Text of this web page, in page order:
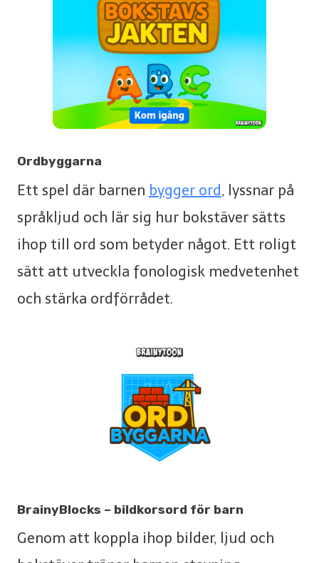
Ordbyggarna
Ett spel där barnen bygger ord , lyssnar på
språkljud och lär sig hur bokstäver sätts
ihop till ord som betyder något. Ett roligt
sätt att utveckla fonologisk medvetenhet
och stärka ordförrådet.
BrainyBlocks – bildkorsord för barn
Genom att koppla ihop bilder, ljud och